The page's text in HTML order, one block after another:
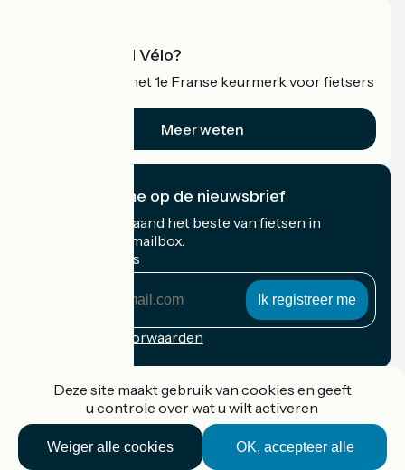
Wat is Accueil Vélo?
Accueil Vélo is het 1e Franse keurmerk voor fietsers
Meer weten
Ik abonneer me op de nieuwsbrief
Ontvang elke maand het beste van fietsen in
Frankrijk in uw mailbox.
Mijn e-mailadres
Inschrijvingsvoorwaarden
Accueil Vélo Pro
Deze site maakt gebruik van cookies en geeft
u controle over wat u wilt activeren
OK, accepteer alle
Weiger alle cookies